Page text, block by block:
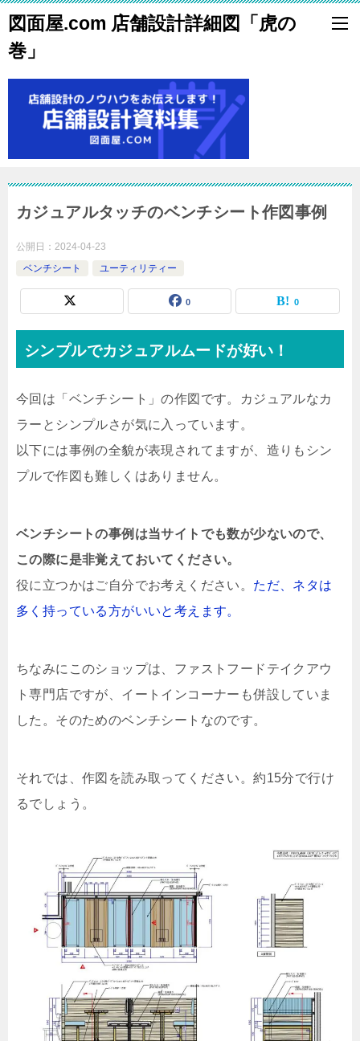
図面屋.com 店舗設計詳細図「虎の
巻」
カジュアルタッチのベンチシート作図事例
公開日： 2024-04-23
ベンチシート
ユーティリティー
0 0
シンプルでカジュアルムードが好い！
今回は「ベンチシート」の作図です。カジュアルなカ
ラーとシンプルさが気に入っています。
以下には事例の全貌が表現されてますが、造りもシン
プルで作図も難しくはありません。
ベンチシートの事例は当サイトでも数が少ないので、
この際に是非覚えておいてください。
役に立つかはご自分でお考えください。 ただ、ネタは
多く持っている方がいいと考えます。
ちなみにこのショップは、ファストフードテイクアウ
ト専門店ですが、イートインコーナーも併設していま
した。そのためのベンチシートなのです。
それでは、作図を読み取ってください。約15分で行け
るでしょう。